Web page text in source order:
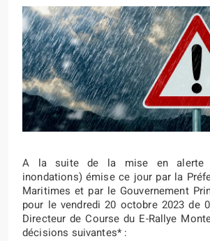
A la suite de la mise en alerte
inondations) émise ce jour par la
Maritimes et par le Gouvernement
pour le vendredi 20 octobre 2023 de
Directeur de Course du E-Rallye
décisions suivantes* :